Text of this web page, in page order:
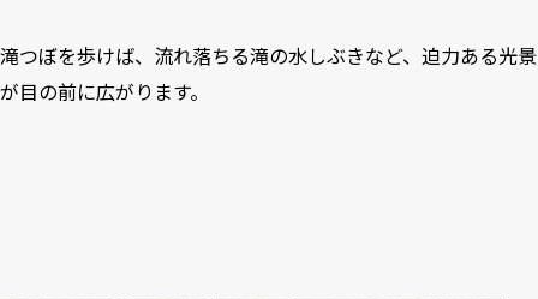
滝つぼを歩けば、流れ落ちる滝の水しぶきなど、迫力ある光景
が目の前に広がります。